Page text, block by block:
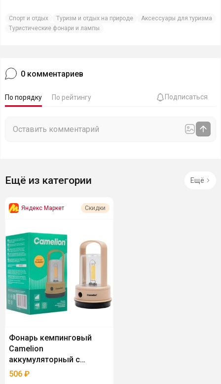
Спорт и отдых Туризм и отдых на природе
Аксессуары для туризма
Туристические фонари и лампы
0 комментариев
По порядку По рейтингу Подписаться
Ещё из категории Ещё
Яндекс Маркет Скидки
Фонарь кемпинговый
Camelion
аккумуляторный с
powerbank
506 ₽